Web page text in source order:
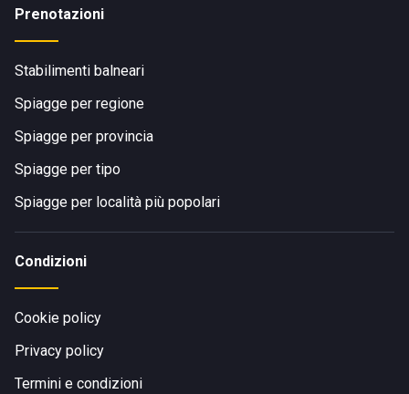
Prenotazioni
Stabilimenti balneari
Spiagge per regione
Spiagge per provincia
Spiagge per tipo
Spiagge per località più popolari
Condizioni
Cookie policy
Privacy policy
Termini e condizioni